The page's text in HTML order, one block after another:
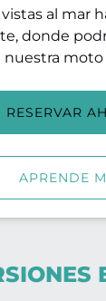
al mar
donde
moto
RESERVAR
APRENDE